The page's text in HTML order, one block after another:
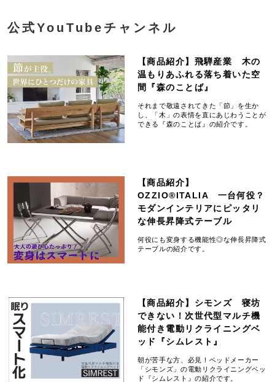
公式YouTubeチャンネル
【商品紹介】
OZZIO®ITALIA 一台何役？
モダンインテリアにピッタリ
な伸長昇降式テーブル
何役にも変身する機能性◎な伸長昇降式
テーブルの紹介です。
【商品紹介】シモンズ 寝坊
できない！次世代型マルチ機
能付き電動リクライニングベ
ッド『シムレスト』
朝が苦手な方、必見！ベッドメーカー
「シモンズ」の電動リクライニングベッ
ド『シムレスト』の紹介です。
【商品紹介】飛騨産業 木の
温もりあふれる落ち着いた空
間『森のことば』
それまで敬遠されてきた「節」を生か
し、「木」の表情を直にあじわうことが
できる『森のことば』の紹介です。